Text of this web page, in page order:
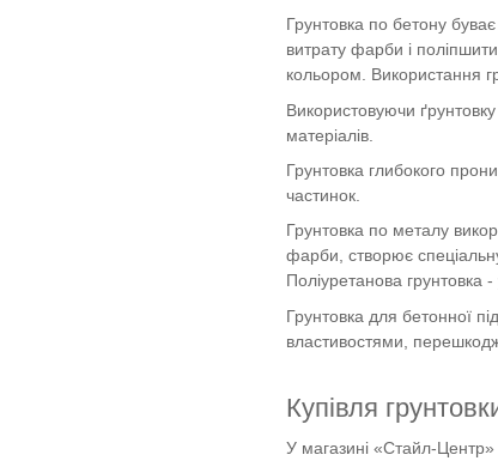
Грунтовка по бетону
витрату фарби і
кольором. Використання
Використовуючи
матеріалів.
Грунтовка глибокого
частинок.
Грунтовка по металу
фарби, створює
Поліуретанова грунтовка
Грунтовка для бетонної
властивостями,
Купівля
У магазині «Стайл-Центр»